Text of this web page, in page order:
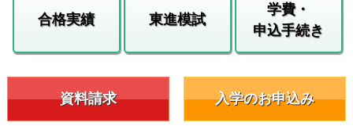
合格実績 東進模試
学費・
申込手続き
資料請求 入学のお申込み